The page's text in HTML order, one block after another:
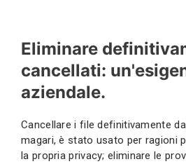
Eliminare
cancellati:
aziendale.
Cancellare i file definitivamente
magari, è stato usato per ragioni
la propria privacy; eliminare le